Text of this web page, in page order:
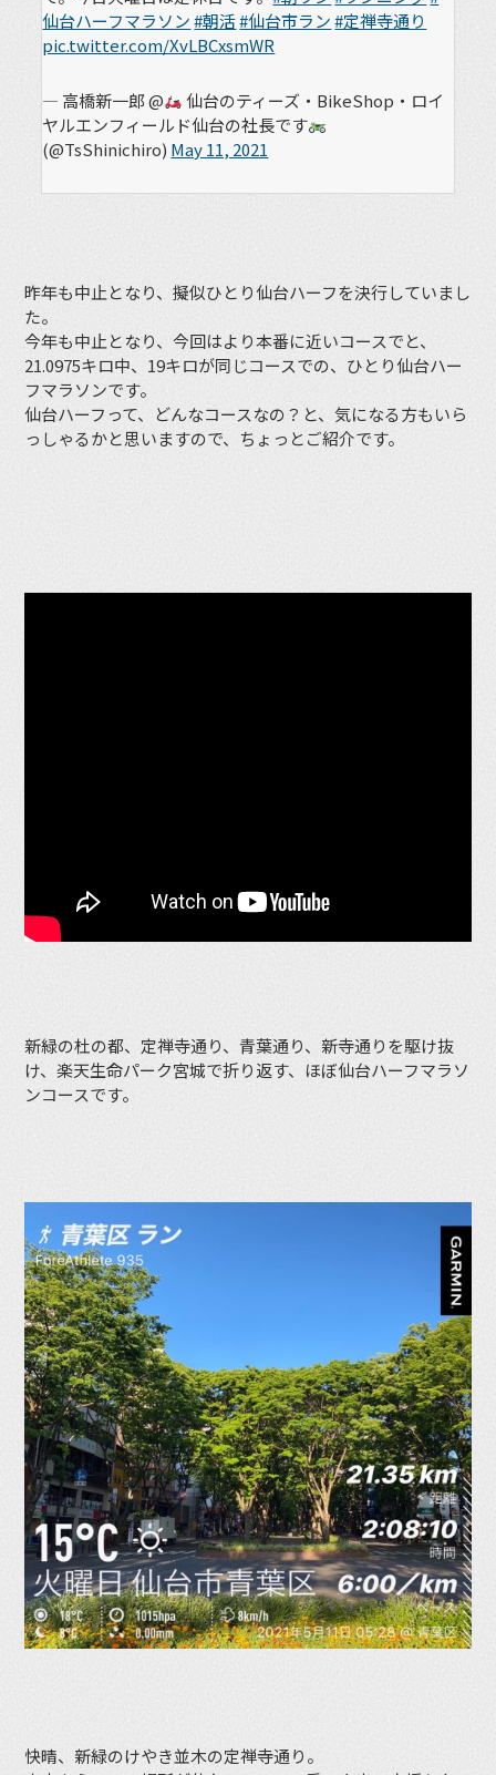
仙台ハーフマラソン #朝活#仙台市ラン #定禅寺通り
pic.twitter.com/XvLBCxsmWR
— 高橋新一郎 @
仙台のティーズ・BikeShop・ロイ
ヤルエンフィールド仙台の社長です
(@TsShinichiro) May 11, 2021
昨年も中止となり、擬似ひとり仙台ハーフを決行していまし
た。
今年も中止となり、今回はより本番に近いコースでと、
21.0975キロ中、19キロが同じコースでの、ひとり仙台ハー
フマラソンです。
仙台ハーフって、どんなコースなの？と、気になる方もいら
っしゃるかと思いますので、ちょっとご紹介です。
新緑の杜の都、定禅寺通り、青葉通り、新寺通りを駆け抜
け、楽天生命パーク宮城で折り返す、ほぼ仙台ハーフマラソ
ンコースです。
快晴、新緑のけやき並木の定禅寺通り。